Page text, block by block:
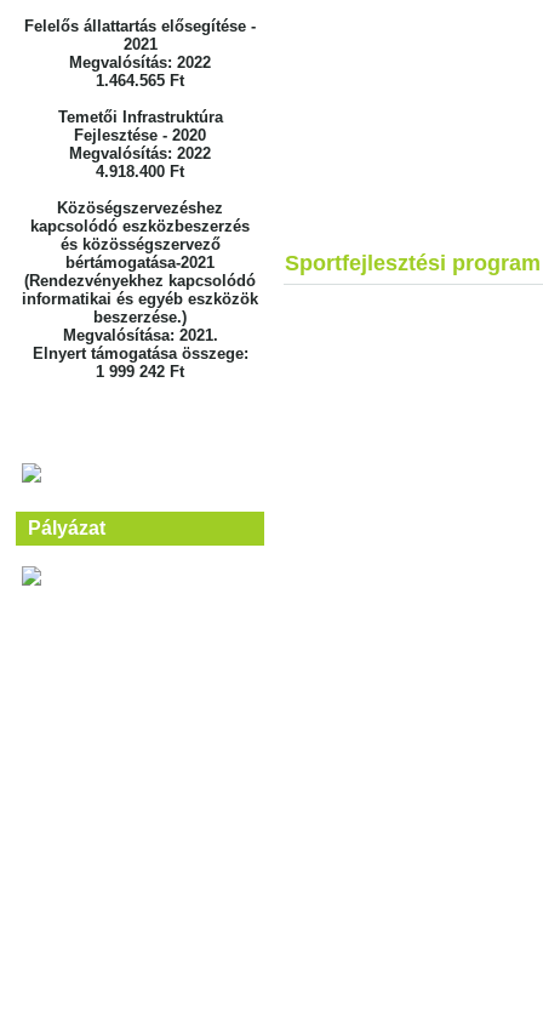
Felelős állattartás elősegítése -
2021
Megvalósítás: 2022
1.464.565 Ft
Temetői Infrastruktúra
Fejlesztése - 2020
Megvalósítás: 2022
4.918.400 Ft
Közöségszervezéshez
kapcsolódó eszközbeszerzés
és közösségszervező
bértámogatása-2021
(Rendezvényekhez kapcsolódó
informatikai és egyéb eszközök
beszerzése.)
Megvalósítása: 2021.
Elnyert támogatása összege:
1 999 242 Ft
Pályázat
Sportfejlesztési